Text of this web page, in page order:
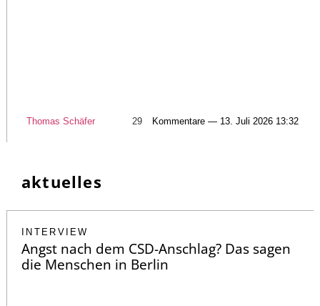
Thomas Schäfer 29 Kommentare — 13. Juli 2026 13:32
aktuelles
INTERVIEW
Angst nach dem CSD-Anschlag? Das sagen
die Menschen in Berlin